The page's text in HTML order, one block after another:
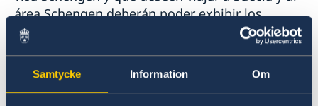
Samtycke Information Om
área Schengen deberán poder exhibir los
siguientes documentos al momento de
ingresar al área Schengen, en caso de ser
requerido por el control de migración del
puesto fronterizo: